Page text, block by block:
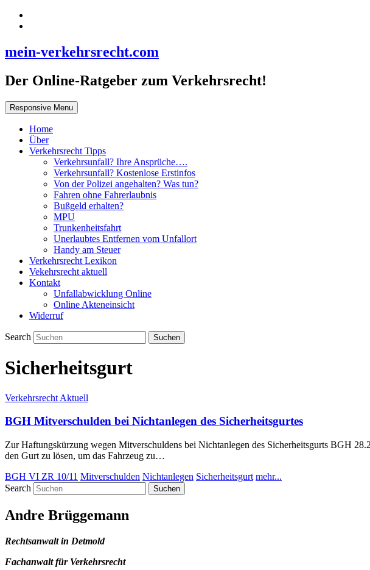
mein-verkehrsrecht.com
Der Online-Ratgeber zum Verkehrsrecht!
Responsive Menu
Home
Über
Verkehrsrecht Tipps
Verkehrsunfall? Ihre Ansprüche….
Verkehrsunfall? Kostenlose Erstinfos
Von der Polizei angehalten? Was tun?
Fahren ohne Fahrerlaubnis
Bußgeld erhalten?
MPU
Trunkenheitsfahrt
Unerlaubtes Entfernen vom Unfallort
Handy am Steuer
Verkehrsrecht Lexikon
Vekehrsrecht aktuell
Kontakt
Unfallabwicklung Online
Online Akteneinsicht
Widerruf
Search
Sicherheitsgurt
Verkehrsrecht Aktuell
BGH Mitverschulden bei Nichtanlegen des Sicherheitsgurtes
Zur Haftungskürzung wegen Mitverschuldens bei Nichtanlegen des Sicherheitsgurts BGH
den Gurt zu lösen, um das Fahrzeug zu…
BGH VI ZR 10/11 Mitverschulden Nichtanlegen Sicherheitsgurt mehr...
Search
Andre Brüggemann
Rechtsanwalt in Detmold
Fachanwalt für Verkehrsrecht